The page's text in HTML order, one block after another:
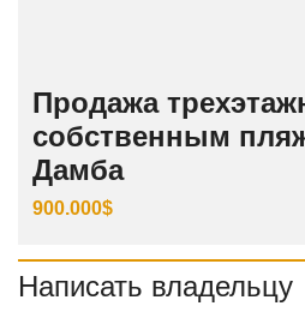
Продажа
собственным
Дамба
900.000$
Написать владельцу